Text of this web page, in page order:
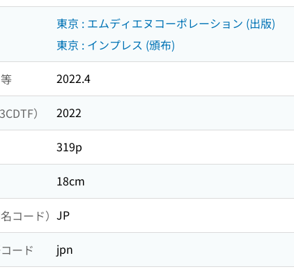
東京 : エムディエヌコーポレーション (出版)
東京 : インプレス (頒布)
2022.4
） 2022
319p
18cm
コード） JP
ード jpn